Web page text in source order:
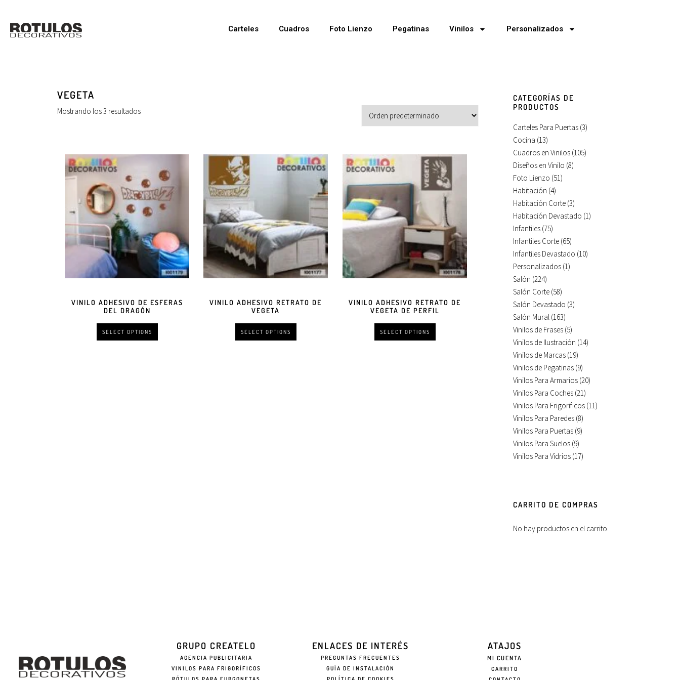
Carteles Cuadros Foto Lienzo Pegatinas Vinilos Personalizados
VEGETA
Mostrando los 3 resultados
VINILO ADHESIVO DE ESFERAS
DEL DRAGÓN
SELECT OPTIONS
VINILO ADHESIVO RETRATO DE
VEGETA
SELECT OPTIONS
VINILO ADHESIVO RETRATO DE
VEGETA DE PERFIL
SELECT OPTIONS
CATEGORÍAS DE
PRODUCTOS
Carteles Para Puertas (3)
Cocina (13)
Cuadros en Vinilos (105)
Diseños en Vinilo (8)
Foto Lienzo (51)
Habitación (4)
Habitación Corte (3)
Habitación Devastado (1)
Infantiles (75)
Infantiles Corte (65)
Infantiles Devastado (10)
Personalizados (1)
Salón (224)
Salón Corte (58)
Salón Devastado (3)
Salón Mural (163)
Vinilos de Frases (5)
Vinilos de Ilustración (14)
Vinilos de Marcas (19)
Vinilos de Pegatinas (9)
Vinilos Para Armarios (20)
Vinilos Para Coches (21)
Vinilos Para Frigorificos (11)
Vinilos Para Paredes (8)
Vinilos Para Puertas (9)
Vinilos Para Suelos (9)
Vinilos Para Vidrios (17)
CARRITO DE COMPRAS
No hay productos en el carrito.
GRUPO CREATELO
AGENCIA PUBLICITARIA
VINILOS PARA FRIGORÍFICOS
ENLACES DE INTERÉS
PREGUNTAS FRECUENTES
GUÍA DE INSTALACIÓN
ATAJOS
MI CUENTA
CARRITO